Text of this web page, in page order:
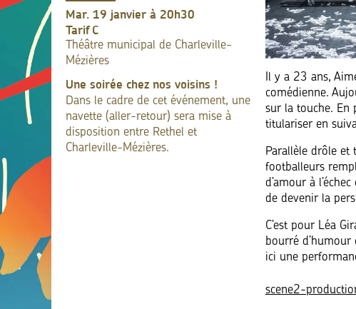
mar. 19 janvier à 20h30
TarifC
Théâtre municipal de Charleville-
Mézières
Une soirée chez nos voisins !
Dans le cadre de cet événement, une
navette (aller-retour) sera mise à
disposition entre Rethel et
Charleville-Mézières.
Il y a 23 ans,
comédienne.
sur la touche. En
titulariser en
Parallèle drôle et
footballeurs
d’amour à
de devenir la
C’est pour Léa
bourré d’humour
ici une
scene2-